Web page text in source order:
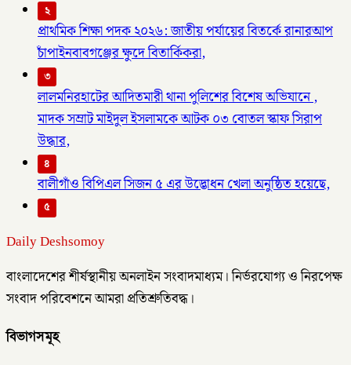
২
প্রাথমিক শিক্ষা পদক ২০২৬: জাতীয় পর্যায়ের বিতর্কে রানারআপ
চাঁপাইনবাবগঞ্জের ক্ষুদে বিতার্কিকরা,
৩
লালমনিরহাটের আদিতমারী থানা পুলিশের বিশেষ অভিযানে ,
মাদক সম্রাট মাইদুল ইসলামকে আটক ০৩ বোতল স্কাফ সিরাপ
উদ্ধার,
৪
বালীগাঁও বিপিএল সিজন ৫ এর উদ্ভোধন খেলা অনুষ্ঠিত হয়েছে,
৫
Daily Deshsomoy
বাংলাদেশের শীর্ষস্থানীয় অনলাইন সংবাদমাধ্যম। নির্ভরযোগ্য ও নিরপেক্ষ
সংবাদ পরিবেশনে আমরা প্রতিশ্রুতিবদ্ধ।
বিভাগসমূহ